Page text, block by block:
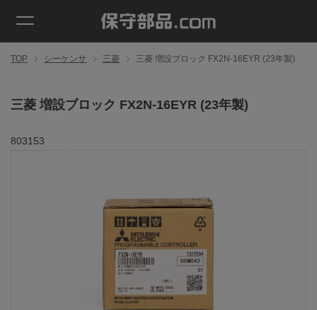
TOP シーケンサ 三菱 三菱 増設ブロック FX2N-16EYR (23年製)
三菱 増設ブロック FX2N-16EYR (23年製)
803153